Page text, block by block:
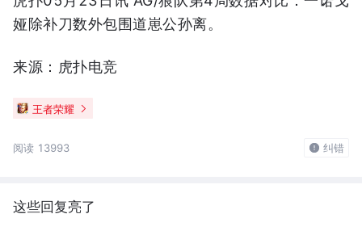
娅除补刀数外包围道崽公孙离。
来源：虎扑电竞
王者荣耀
阅读 13993 纠错
这些回复亮了